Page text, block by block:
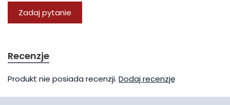
Zadaj pytanie
Recenzje
Produkt nie posiada recenzji. Dodaj recenzję